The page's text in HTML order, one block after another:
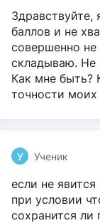
Здравствуйте,
баллов и не
совершенно
складываю. Не
Как мне быть?
точности моих
У Ученик
если не
при условии
сохранится ли